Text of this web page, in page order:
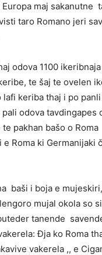
maj sakanutne
taro Romano jeri
odova 1100
te šaj te ovelen
keriba thaj i po
odova tavdingapes
pakhan bašo o
Roma ki Germanijaki
baši i boja e
mujal okola so
tanende
Đja ko Roma
vakerela ,, e